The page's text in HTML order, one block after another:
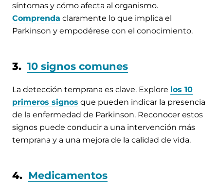
síntomas y cómo afecta al organismo.
Comprenda claramente lo que implica el
Parkinson y empodérese con el conocimiento.
3. 10 signos comunes
La detección temprana es clave. Explore los 10
primeros signos que pueden indicar la presencia
de la enfermedad de Parkinson. Reconocer estos
signos puede conducir a una intervención más
temprana y a una mejora de la calidad de vida.
4. Medicamentos